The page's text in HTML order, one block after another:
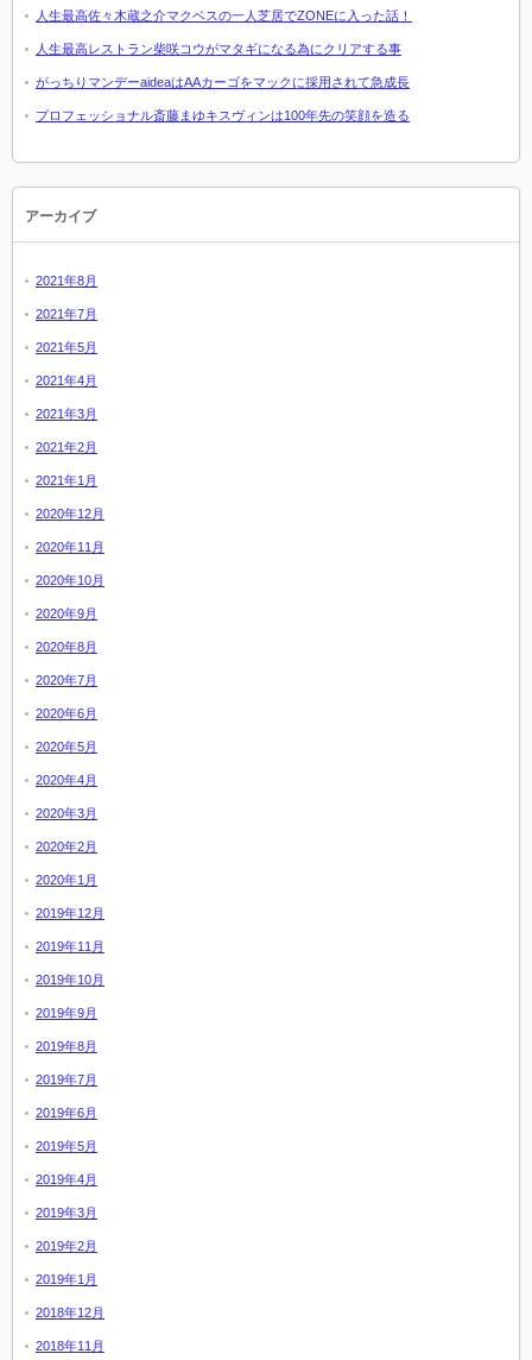
人生最高佐々木蔵之介マクベスの一人芝居でZONEに入った話！
人生最高レストラン柴咲コウがマタギになる為にクリアする事
がっちりマンデーaideaはAAカーゴをマックに採用されて急成長
プロフェッショナル斎藤まゆキスヴィンは100年先の笑顔を造る
アーカイブ
2021年8月
2021年7月
2021年5月
2021年4月
2021年3月
2021年2月
2021年1月
2020年12月
2020年11月
2020年10月
2020年9月
2020年8月
2020年7月
2020年6月
2020年5月
2020年4月
2020年3月
2020年2月
2020年1月
2019年12月
2019年11月
2019年10月
2019年9月
2019年8月
2019年7月
2019年6月
2019年5月
2019年4月
2019年3月
2019年2月
2019年1月
2018年12月
2018年11月